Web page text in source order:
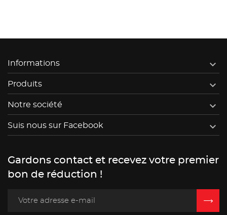
Informations 
Produits 
Notre société 
Suis nous sur Facebook 
Gardons contact et recevez votre premier
bon de réduction !